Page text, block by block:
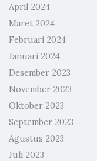
April 2024
Maret 2024
Februari 2024
Januari 2024
Desember 2023
November 2023
Oktober 2023
September 2023
Agustus 2023
Juli 2023